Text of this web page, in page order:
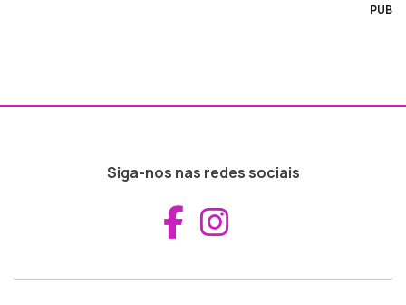
PUB
Siga-nos nas redes sociais
Aceder ao